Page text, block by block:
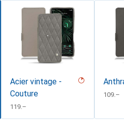
Acier vintage -
Couture
CHF
119.–
CHF
109.–